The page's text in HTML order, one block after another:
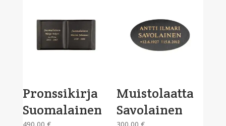
Pronssikirja
Suomalainen
490,00 €
Muistolaatta
Savolainen
300,00€